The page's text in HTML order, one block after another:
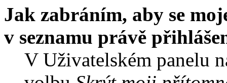
Jak zabráním, aby se
v seznamu právě
V Uživatelském panelu